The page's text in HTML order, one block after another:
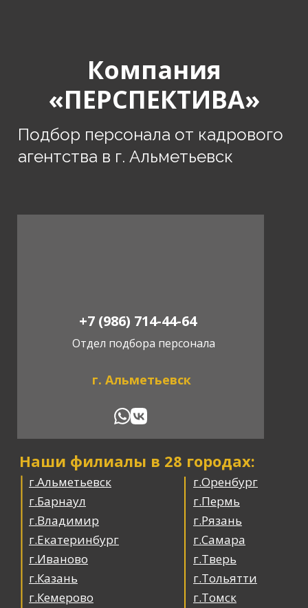
г.Оренбург
г.Пермь
г.Рязань
г.Самара
г.Тверь
г.Тольятти
г.Томск
г.Альметьевск
г.Барнаул
г.Владимир
г.Екатеринбург
г.Иваново
г.Казань
г.Кемерово
Наши филиалы в 28 городах:
Отдел подбора персонала
+7 (986) 714-44-64
г. Альметьевск
Подбор персонала от кадрового
агентства в г. Альметьевск
Компания
«ПЕРСПЕКТИВА»